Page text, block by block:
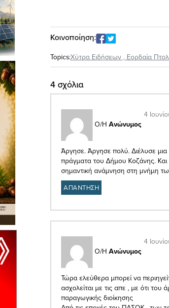
Κοινοποίηση:
Topics:Xύτρα Ειδήσεων , Εορδαία
4 σχόλια
Ο/Η Ανώνυμος
4
Άργησε. Άργησε πολύ. Διέλυσε μια
πράγματα του Δήμου Κοζάνης. Και
σημαντική ανάμνηση στη μνήμη
ΑΠΑΝΤΗΣΗ
Ο/Η Ανώνυμος
4
Τώρα ελεύθερα μπορεί να
ασχολείται με τις απε , με ότι
παραγωγικής διοίκησης